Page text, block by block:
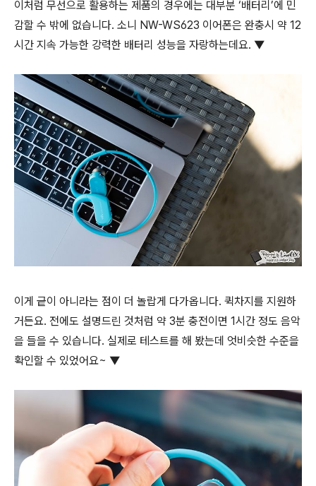
이처럼 무선으로 활용하는 제품의 경우에는 대부분 ‘배터리’에 민
감할 수 밖에 없습니다. 소니 NW-WS623 이어폰은 완충시 약 12
시간 지속 가능한 강력한 배터리 성능을 자랑하는데요. ▼
이게 긑이 아니라는 점이 더 놀랍게 다가옵니다. 퀵차지를 지원하
거든요. 전에도 설명드린 것처럼 약 3분 충전이면 1시간 정도 음악
을 들을 수 있습니다. 실제로 테스트를 해 봤는데 엇비슷한 수준을
확인할 수 있었어요~ ▼